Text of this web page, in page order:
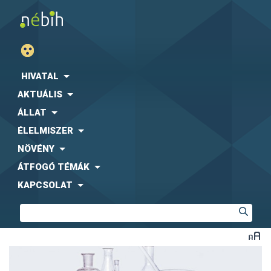
HIVATAL
AKTUÁLIS
ÁLLAT
ÉLELMISZER
NÖVÉNY
ÁTFOGÓ TÉMÁK
KAPCSOLAT